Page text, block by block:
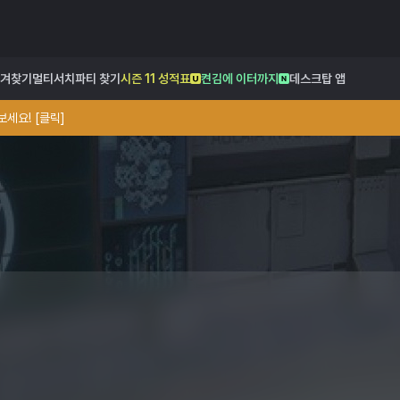
찾기 멀티서치 파티 찾기 시즌 11 성적표 켠김에 이터까지 데스크탑 앱
세요! [클릭]